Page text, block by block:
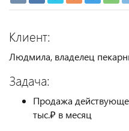
Клиент:
Людмила, владелец
Задача:
Продажа
тыс.₽ в месяц